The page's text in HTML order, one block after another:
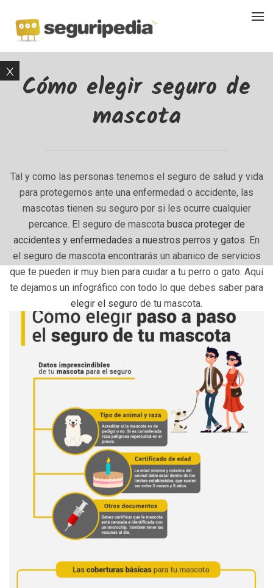
Cómo elegir seguro de
mascota
Tal y como las personas tenemos el seguro de salud y vida
para protegernos ante una enfermedad o accidente, las
mascotas tienen su seguro por si les ocurre cualquier
percance. El seguro de mascota busca proteger de
accidentes y enfermedades a nuestros perros y gatos . En
el seguro de mascota encontrarás un abanico de servicios
que te pueden ir muy bien para cuidar a tu perro o gato. Aquí
te dejamos un infográfico con todo lo que debes saber para
elegir el seguro de tu mascota.